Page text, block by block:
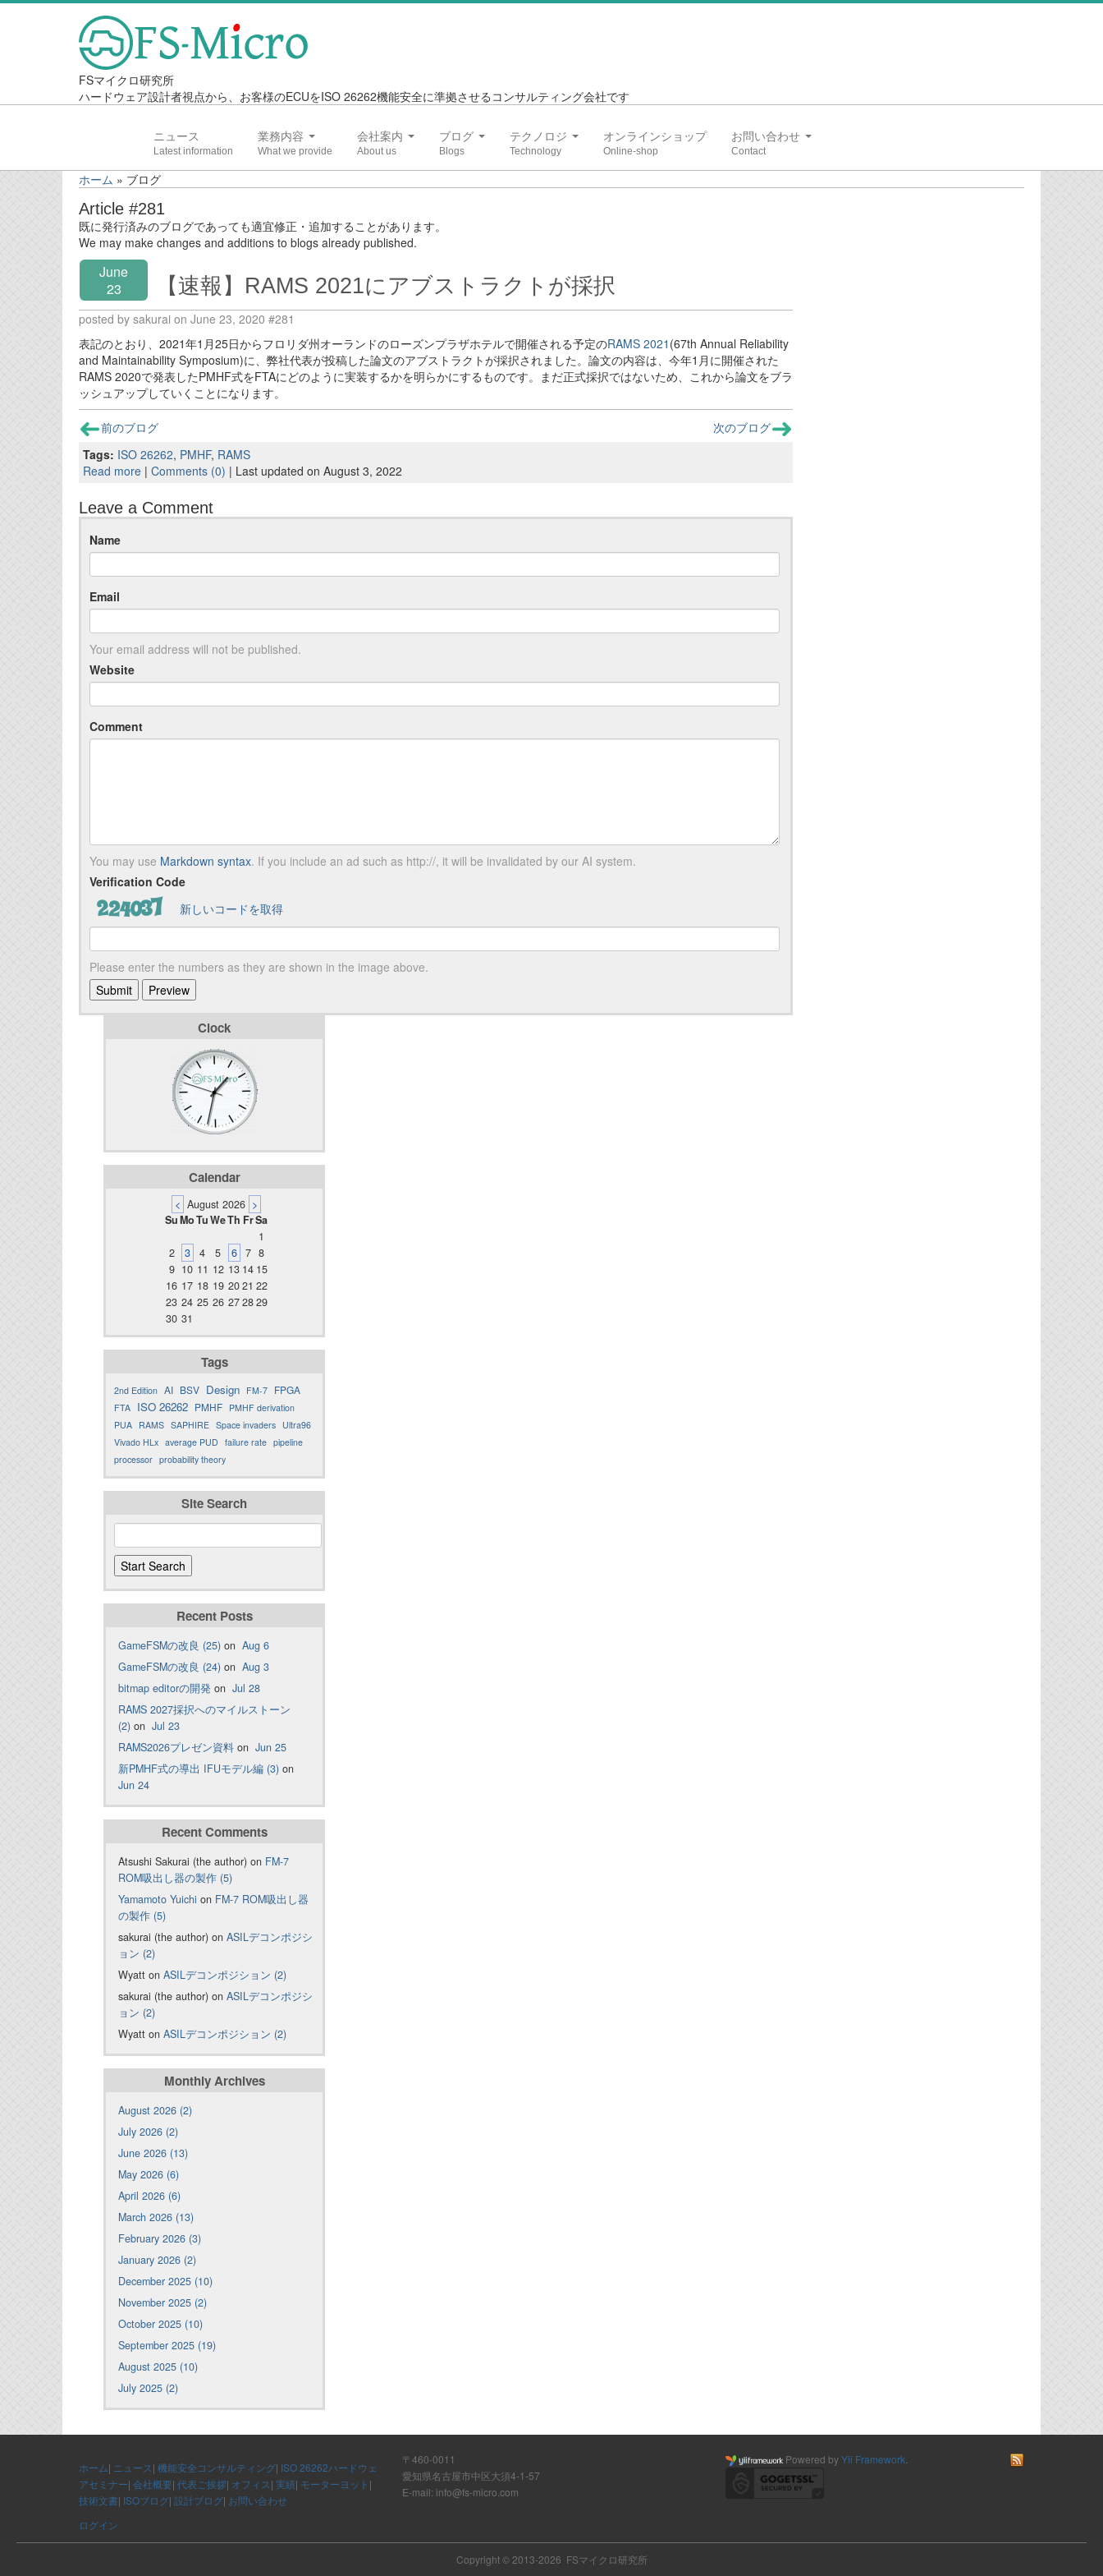
FSマイクロ研究所
ハードウェア設計者視点から、お客様のECUをISO 26262機能安全に準拠させるコンサルティング会社です
ニュース 業務内容 会社案内 ブログ テクノロジ オンラインショップ お問い合わせ
ホーム » ブログ
Article #281
既に発行済みのブログであっても適宜修正・追加することがあります。
We may make changes and additions to blogs already published.
June
23
【速報】RAMS 2021にアブストラクトが採択
posted by sakurai on June 23, 2020 #281
表記のとおり、2021年1月25日からフロリダ州オーランドのローズンプラザホテルで開催される予定のRAMS 2021 (67th Annual Reliability
and Maintainability Symposium)に、弊社代表が投稿した論文のアブストラクトが採択されました。論文の内容は、今年1月に開催された
RAMS 2020で発表したPMHF式をFTAにどのように実装するかを明らかにするものです。まだ正式採択ではないため、これから論文をブラ
ッシュアップしていくことになります。
前のブログ
次のブログ
Tags: ISO 26262, PMHF, RAMS
Read more | Comments (0) | Last updated on August 3, 2022
Leave a Comment
Name
Email
Your email address will not be published.
Website
Comment
You may use Markdown syntax. If you include an ad such as http://, it will be invalidated by our AI system.
Verification Code
新しいコードを取得
Please enter the numbers as they are shown in the image above.
Clock
Calendar
< August 2026 >
SuMoTuWeTh FrSa
1
2
3 4 5 6 7 8
9 10 11 12 13 14 15
16 17 18 19 2021 22
23 24 25 26 272829
30 31
Tags
2nd Edition AI BSV Design FM-7 FPGA
FTA ISO 26262 PMHF PMHF derivation
PUA RAMS SAPHIRE Space invaders Ultra96
Vivado HLx average PUD failure rate pipeline
processor probability theory
Site Search
Recent Posts
GameFSMの改良 (25) on Aug 6
GameFSMの改良 (24) on Aug 3
bitmap editorの開発 on Jul 28
RAMS 2027採択へのマイルストーン
(2) on Jul 23
RAMS2026プレゼン資料 on Jun 25
新PMHF式の導出 IFUモデル編 (3) on
Jun 24
Recent Comments
Atsushi Sakurai (the author) on FM-7
ROM吸出し器の製作 (5)
Yamamoto Yuichi on FM-7 ROM吸出し器
の製作 (5)
sakurai (the author) on ASILデコンポジシ
ョン (2)
Wyatt on ASILデコンポジション (2)
sakurai (the author) on ASILデコンポジシ
ョン (2)
Wyatt on ASILデコンポジション (2)
Monthly Archives
August 2026 (2)
July 2026 (2)
June 2026 (13)
May 2026 (6)
April 2026 (6)
March 2026 (13)
February 2026 (3)
January 2026 (2)
December 2025 (10)
November 2025 (2)
October 2025 (10)
September 2025 (19)
August 2025 (10)
July 2025 (2)
ホーム| ニュース| 機能安全コンサルティング| ISO 26262ハードウェ
アセミナー| 会社概要| 代表ご挨拶| オフィス| 実績| モーターヨット |
技術文書| ISOブログ| 設計ブログ| お問い合わせ
ログイン
〒460-0011
愛知県名古屋市中区大須4-1-57
E-mail: info@fs-micro.com
Powered byYii Framework
Copyright © 2013-2026 FSマイクロ研究所